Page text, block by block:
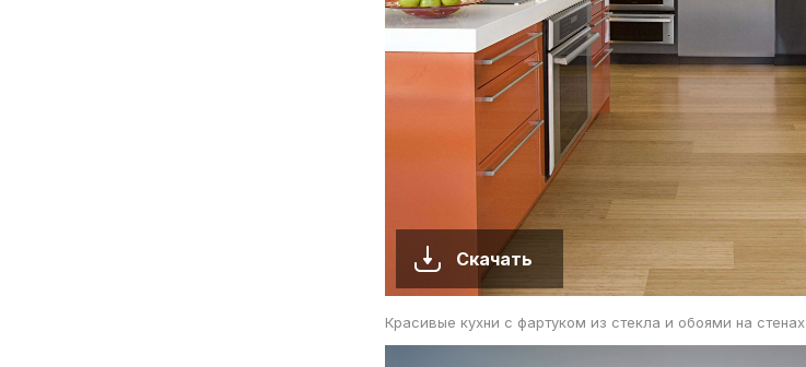
Скачать
Красивые кухни с фартуком из стекла и обоями на стенах